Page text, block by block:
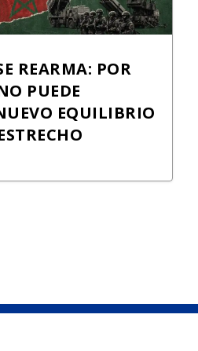
REARMA: POR
PUEDE
EQUILIBRIO